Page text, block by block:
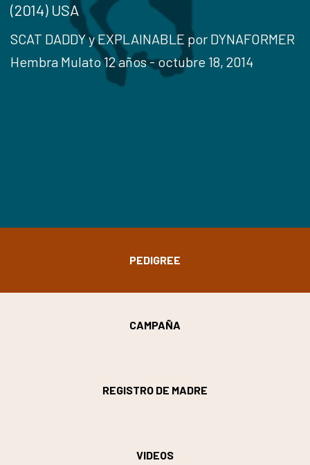
(2014) USA
SCAT DADDY y EXPLAINABLE por DYNAFORMER
Hembra Mulato 12 años - octubre 18, 2014
PEDIGREE
CAMPAÑA
REGISTRO DE MADRE
VIDEOS